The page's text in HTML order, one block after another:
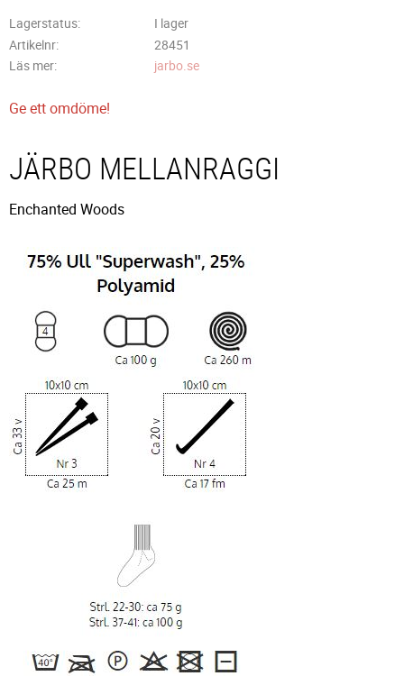
Lagerstatus
I lager
Artikelnr
28451
Läs mer
jarbo.se
Ge ett omdöme!
JÄRBO MELLANRAGGI
Enchanted Woods